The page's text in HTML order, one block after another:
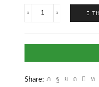
Flixonase
Spray
xịt
60
Share: